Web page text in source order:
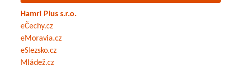
Hamri Plus s.r.o.
eČechy.cz
eMoravia.cz
eSlezsko.cz
Mládež.cz